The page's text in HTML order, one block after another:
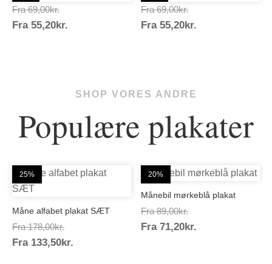
Fra 69,00kr.Prisinterval:
69,00kr.
Fra 55,20kr.
Fra 69,00kr.Prisinterval:
69,00kr.
Fra 55,20kr.
SHOP VORES ANDRE
Populære plakater
25%
Måne alfabet plakat SÆT
Fra 178,00kr.Prisinterval:
178,00kr.
Fra 133,50kr.
20%
Månebil mørkeblå plakat
Fra 89,00kr.Prisinterval:
89,00kr.
Fra 71,20kr.